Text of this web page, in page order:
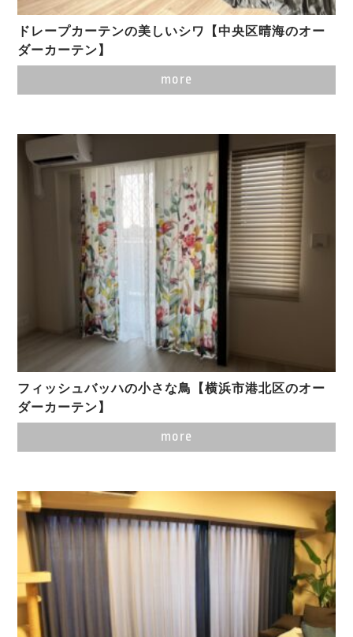
ドレープカーテンの美しいシワ【中央区晴海のオー
ダーカーテン】
more
フィッシュバッハの小さな鳥【横浜市港北区のオー
ダーカーテン】
more